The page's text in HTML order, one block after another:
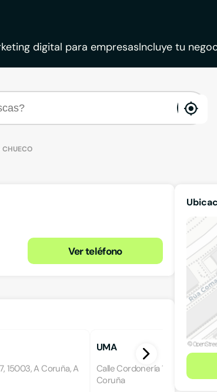
digital para empresasIncluye tu
CHUECO
Ver teléfono
15003, A Coruña, A
UMA
Calle Cordonería 16, 15001, A
Coruña